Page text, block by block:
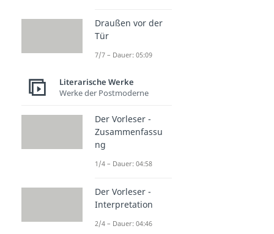
Draußen vor der
Tür
7/7 – Dauer: 05:09
Literarische Werke
Werke der Postmoderne
Der Vorleser -
Zusammenfassu
ng
1/4 – Dauer: 04:58
Der Vorleser -
Interpretation
2/4 – Dauer: 04:46